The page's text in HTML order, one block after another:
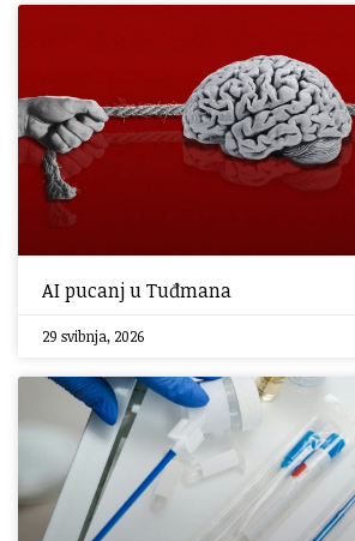
AI pucanj u Tuđmana
29 svibnja, 2026